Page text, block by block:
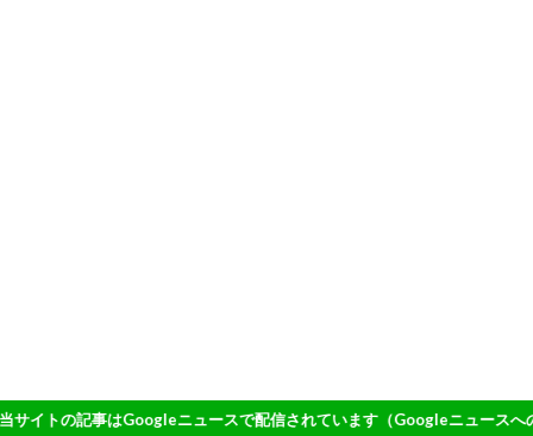
ュースで配信されています（Googleニュースへのアクセスはこの文字列